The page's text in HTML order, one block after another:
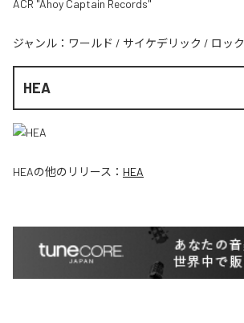
ACR "Ahoy Captain Records"
ジャンル： ワールド / サイケデリック / ロック
HEA
HEAの他のリリース： HEA